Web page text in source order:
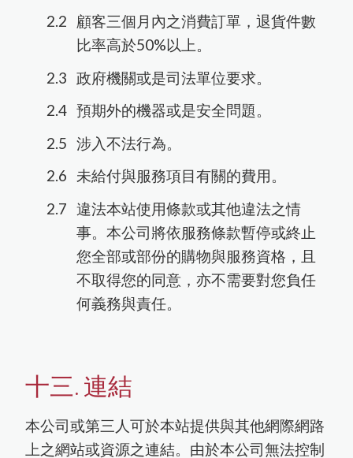
顧客三個月內之消費訂單，退貨件數
比率高於50%以上。
政府機關或是司法單位要求。
預期外的機器或是安全問題。
涉入不法行為。
未給付與服務項目有關的費用。
違法本站使用條款或其他違法之情
事。本公司將依服務條款暫停或終止
您全部或部份的購物與服務資格，且
不取得您的同意，亦不需要對您負任
何義務與責任。
十三. 連結
本公司或第三人可於本站提供與其他網際網路
上之網站或資源之連結。由於本公司無法控制